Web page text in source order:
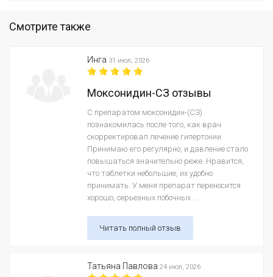
Смотрите также
Инга 31 июл, 2026
Моксонидин-СЗ отзывы
С препаратом моксонидин-(СЗ)
познакомилась после того, как врач
скорректировал лечение гипертонии.
Принимаю его регулярно, и давление стало
повышаться значительно реже. Нравится,
что таблетки небольшие, их удобно
принимать. У меня препарат переносится
хорошо, серьезных побочных ...
Читать полный отзыв
Татьяна Павлова 24 июл, 2026